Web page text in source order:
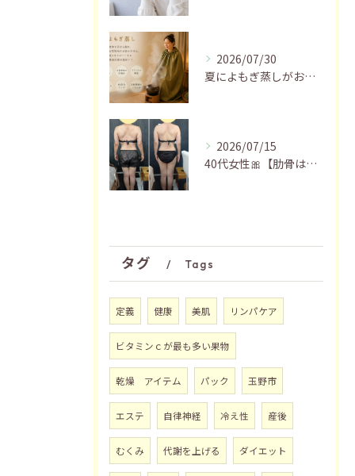
2026/07/30
夏によもぎ蒸しがおすすめの理由✨
2026/07/15
40代女性🎀【肋骨はがし＋お腹瘦せマッサージ90分】
タグ Tags
定義 健康 美肌 リンパケア
ビタミンｃが最も多い果物
乾燥 アイテム パック 玉野市
エステ 自律神経 冷え性 産後
むくみ 代謝を上げる ダイエット